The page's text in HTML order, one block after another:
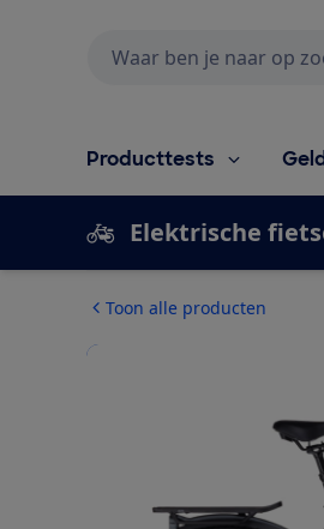
Producttests
Elektrische
Toon alle producten